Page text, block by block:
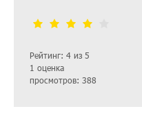
Рейтинг: 4 из 5
1 оценка
просмотров: 388